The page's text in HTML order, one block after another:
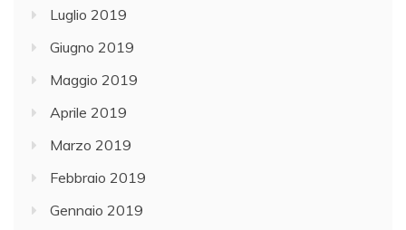
Luglio 2019
Giugno 2019
Maggio 2019
Aprile 2019
Marzo 2019
Febbraio 2019
Gennaio 2019